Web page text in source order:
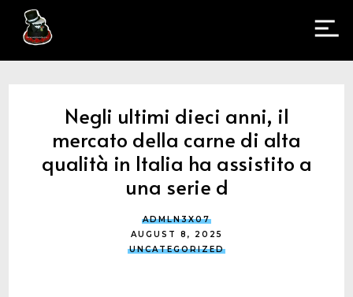
Negli ultimi dieci anni, il
mercato della carne di alta
qualità in Italia ha assistito a
una serie d
ADMLN3X07
AUGUST 8, 2025
UNCATEGORIZED